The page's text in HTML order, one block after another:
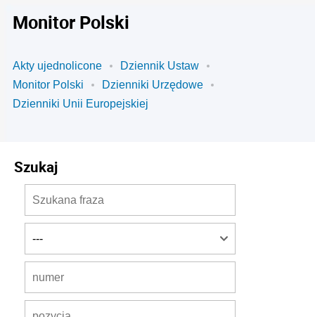
Monitor Polski
Akty ujednolicone
Dziennik Ustaw
Monitor Polski
Dzienniki Urzędowe
Dzienniki Unii Europejskiej
Szukaj